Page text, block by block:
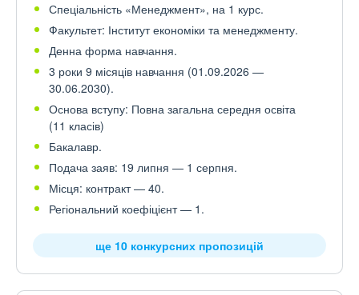
Спеціальність «Менеджмент», на 1 курс.
Факультет: Інститут економіки та менеджменту.
Денна форма навчання.
3 роки 9 місяців навчання (01.09.2026 —
30.06.2030).
Основа вступу: Повна загальна середня освіта
(11 класів)
Бакалавр.
Подача заяв: 19 липня — 1 серпня.
Місця: контракт — 40.
Регіональний коефіцієнт — 1.
ще 10 конкурсних пропозицій